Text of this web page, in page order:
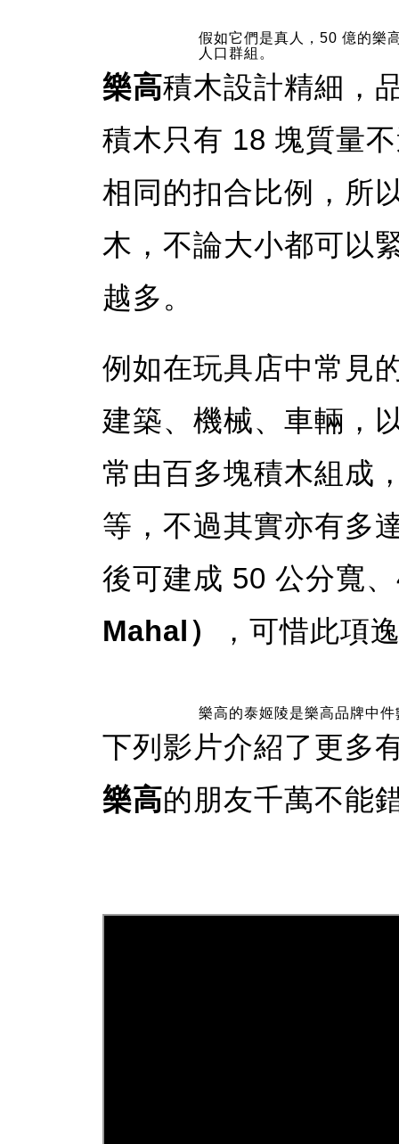
假如它們是真人，50 億的樂
人口群組。
樂高積木設計精細，
積木只有 18 塊質量
相同的扣合比例，所
木，不論大小都可以
越多。
例如在玩具店中常見
建築、機械、車輛，
常由百多塊積木組成
等，不過其實亦有多
後可建成 50 公分寬
Mahal）
，可惜此項
樂高的泰姬陵是樂高品牌中
下列影片介紹了更多
樂高的朋友千萬不能